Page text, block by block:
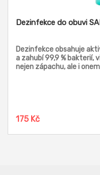
Dezinfekce do obuvi
Dezinfekce obsahuje
a zahubí 99,9 % bakterií,
nejen zápachu, ale i
175 Kč